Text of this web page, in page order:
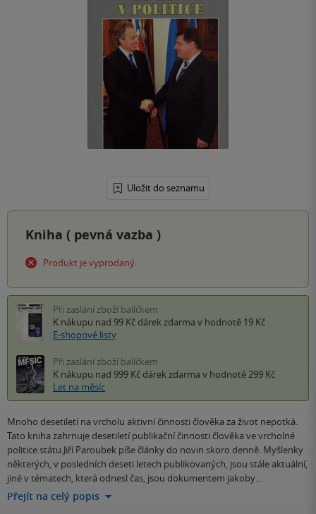
Uložit do seznamu
Kniha ( pevná vazba )
Produkt je vyprodaný.
Při zaslání zboží balíčkem
K nákupu nad 99 Kč dárek zdarma v hodnotě 19 Kč
E-shopové listy
Při zaslání zboží balíčkem
K nákupu nad 999 Kč dárek zdarma v hodnotě 299 Kč
Let na měsíc
Mnoho desetiletí na vrcholu aktivní činnosti člověka za život nepotká.
Tato kniha zahrnuje desetiletí publikační činnosti člověka ve vrcholné
politice státu.Jiří Paroubek píše články do novin skoro denně. Myšlenky
některých, v posledních deseti letech publikovaných, jsou stále aktuální,
jiné v tématech, která odnesl čas, jsou dokumentem jakoby…
Přejít na celý popis